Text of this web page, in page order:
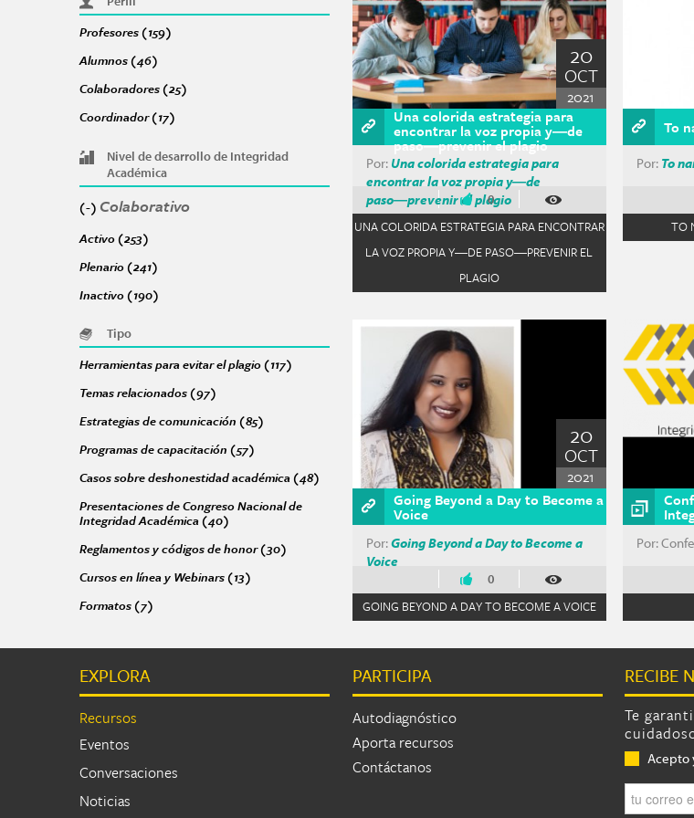
Profesores (159)
Alumnos (46)
Colaboradores (25)
Coordinador (17)
Nivel de desarrollo de Integridad
Académica
(-) Remove Colaborativo filter
Colaborativo
Activo (253)
Plenario (241)
Inactivo (190)
Tipo
Herramientas para evitar el plagio (117) Apply Herramientas para evitar el plagio filter
Temas relacionados (97) Apply Temas relacionados filter
Estrategias de comunicación (85) Apply Estrategias de comunicación filter
Programas de capacitación (57) Apply Programas de capacitación filter
Casos sobre deshonestidad académica (48) Apply Casos sobre deshonestidad académica filter
Presentaciones de Congreso Nacional de
Integridad Académica (40) Apply Presentaciones de Congreso Nacional de Integridad Académica filter
Reglamentos y códigos de honor (30) Apply Reglamentos y códigos de honor filter
Cursos en línea y Webinars (13)
Formatos (7)
20
OCT
2021
Una colorida estrategia para
encontrar la voz propia y―de
paso―prevenir el plagio
Por: Una colorida estrategia para
encontrar la voz propia y―de
paso―prevenir el plagio
0
UNA COLORIDA ESTRATEGIA PARA ENCONTRAR
LA VOZ PROPIA Y―DE PASO―PREVENIR EL
PLAGIO
To
Por: To
TO
20
OCT
2021
Going Beyond a Day to Become a
Voice
Por:Going Beyond a Day to Become a
Voice
0
GOING BEYOND A DAY TO BECOME A VOICE
Por:
Páginas
EXPLORA
Recursos
Eventos
Conversaciones
Noticias
PARTICIPA
Autodiagnóstico
Aporta recursos
Contáctanos
RECIBE
Te
Privacidad*
Acepto
Correo